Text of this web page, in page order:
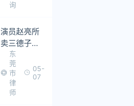
询
演员赵亮所
卖三德子土
鸡里“德子
土”是商标名
东
莞
市
律
师
05-
07